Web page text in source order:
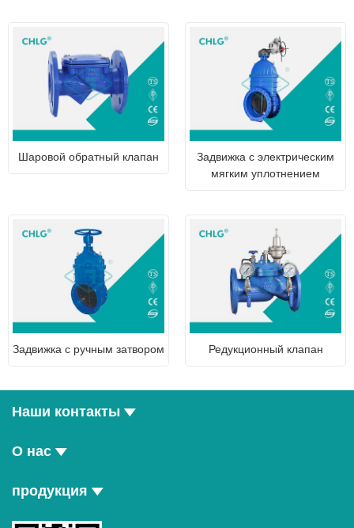
Шаровой обратный клапан
Задвижка с электрическим
мягким уплотнением
Задвижка с ручным затвором Редукционный клапан
Наши контакты
О нас
продукция